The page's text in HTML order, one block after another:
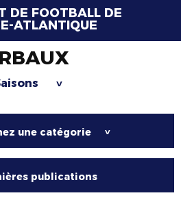
DE FOOTBALL DE
ATLANTIQUE
>
une catégorie >
publications